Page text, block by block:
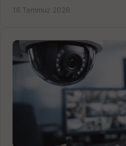
16 Temmuz 2026